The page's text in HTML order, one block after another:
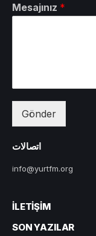
Mesajınız *
Gönder
اتصالات
info@yurtfm.org
İLETIŞIM
SON YAZILAR